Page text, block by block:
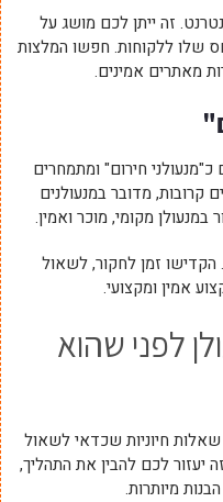
זה ייתן לכם מושג על
שלו ללקוחות. חפשו המלצות
מאתרים אמינים.
חירום" ומתמחרים
קרובות, מדובר במנעולנים
מקומי, מוכר ואמין.
הקדישו זמן לחקור, לשאול
אמין ומקצועי.
לפני שהוא
חיוניות שכדאי לשאול
יעזור לכם להבין את התהליך,
מיותרות.